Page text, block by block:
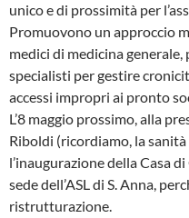
unico e di prossimità per
Promuovono un approccio
medici di medicina
specialisti per gestire
accessi impropri ai pronto
L’8 maggio prossimo, alla
Riboldi (ricordiamo, la
l’inaugurazione della Casa
sede dell’ASL di S. Anna,
ristrutturazione.